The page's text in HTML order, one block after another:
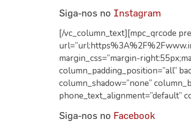
Siga-nos no Instagram
[/vc_column_text][mpc_qrcode
margin_css=”margin-
column_padding_position=”all”
column_shadow=”none”
phone_text_alignment=”default”
Siga-nos no Facebook